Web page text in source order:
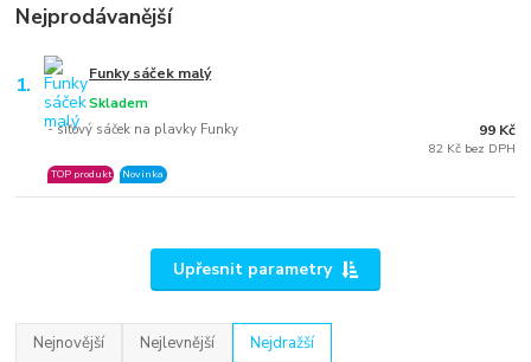
Nejprodávanější
1. Funky sáček malý
- síťový sáček na plavky Funky
Skladem
TOP produkt Novinka
99 Kč
82 Kč bez DPH
Upřesnit parametry
Nejnovější Nejlevnější Nejdražší